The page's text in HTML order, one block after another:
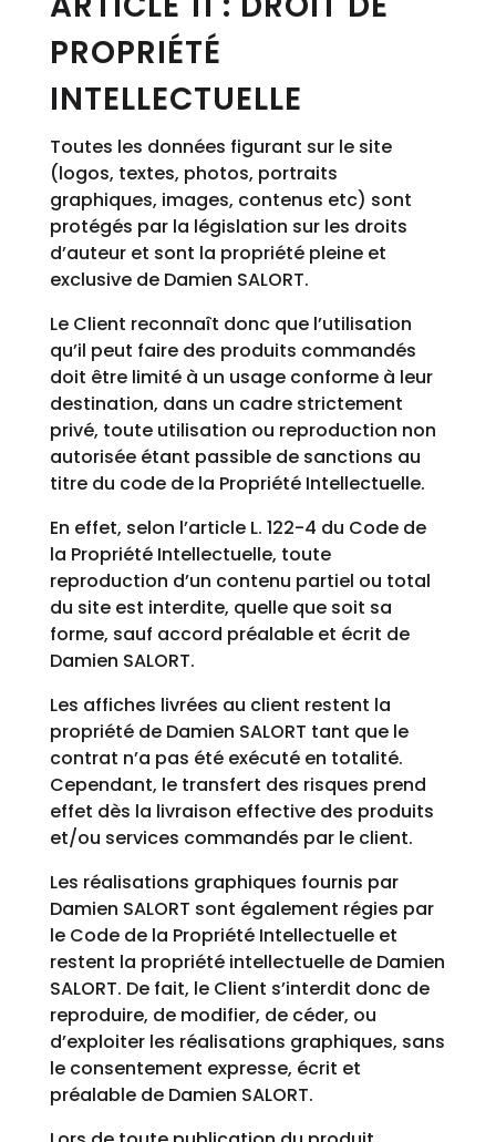
PROPRIÉTÉ
INTELLECTUELLE
Toutes les données figurant sur le site
(logos, textes, photos, portraits
graphiques, images, contenus etc) sont
protégés par la législation sur les droits
d’auteur et sont la propriété pleine et
exclusive de Damien SALORT.
Le Client reconnaît donc que l’utilisation
qu’il peut faire des produits commandés
doit être limité à un usage conforme à leur
destination, dans un cadre strictement
privé, toute utilisation ou reproduction non
autorisée étant passible de sanctions au
titre du code de la Propriété Intellectuelle.
En effet, selon l’article L. 122-4 du Code de
la Propriété Intellectuelle, toute
reproduction d’un contenu partiel ou total
du site est interdite, quelle que soit sa
forme, sauf accord préalable et écrit de
Damien SALORT.
Les affiches livrées au client restent la
propriété de Damien SALORT tant que le
contrat n’a pas été exécuté en totalité.
Cependant, le transfert des risques prend
effet dès la livraison effective des produits
et/ou services commandés par le client.
Les réalisations graphiques fournis par
Damien SALORT sont également régies par
le Code de la Propriété Intellectuelle et
restent la propriété intellectuelle de Damien
SALORT. De fait, le Client s’interdit donc de
reproduire, de modifier, de céder, ou
d’exploiter les réalisations graphiques, sans
le consentement expresse, écrit et
préalable de Damien SALORT.